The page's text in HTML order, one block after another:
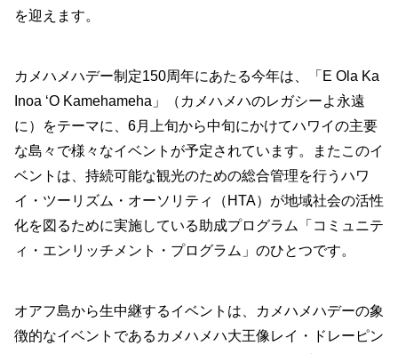
を迎えます。
カメハメハデー制定150周年にあたる今年は、「E Ola Ka
Inoa ‘O Kamehameha」（カメハメハのレガシーよ永遠
に）をテーマに、6月上旬から中旬にかけてハワイの主要
な島々で様々なイベントが予定されています。またこのイ
ベントは、持続可能な観光のための総合管理を行うハワ
イ・ツーリズム・オーソリティ（HTA）が地域社会の活性
化を図るために実施している助成プログラム「コミュニテ
ィ・エンリッチメント・プログラム」のひとつです。
オアフ島から生中継するイベントは、カメハメハデーの象
徴的なイベントであるカメハメハ大王像レイ・ドレーピン